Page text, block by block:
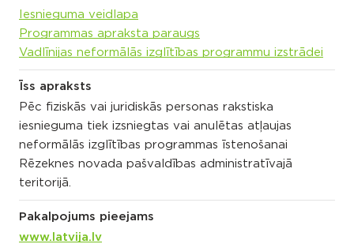
Iesnieguma veidlapa
Programmas apraksta paraugs
Vadlīnijas neformālās izglītības programmu izstrādei
Īss apraksts
Pēc fiziskās vai juridiskās personas rakstiska
iesnieguma tiek izsniegtas vai anulētas atļaujas
neformālās izglītības programmas īstenošanai
Rēzeknes novada pašvaldības administratīvajā
teritorijā.
Pakalpojums pieejams
www.latvija.lv